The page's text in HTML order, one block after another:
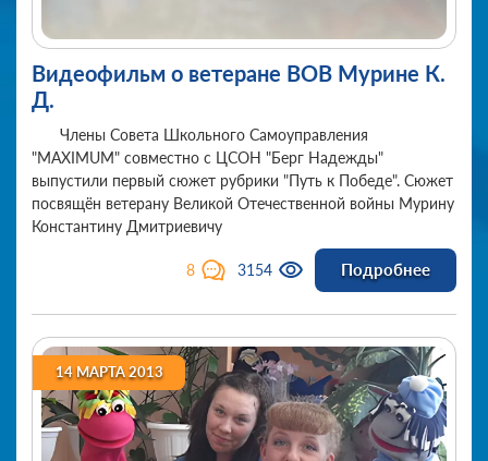
Видеофильм о ветеране ВОВ Мурине К.
Д.
Члены Совета Школьного Самоуправления
"MAXIMUM" совместно с ЦСОН "Берг Надежды"
выпустили первый сюжет рубрики "Путь к Победе". Сюжет
посвящён ветерану Великой Отечественной войны Мурину
Константину Дмитриевичу
8 3154 Подробнее
14 МАРТА 2013